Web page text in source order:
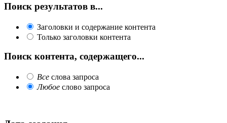
Поиск результатов в...
Заголовки и содержание контента
Только заголовки контента
Поиск контента, содержащего...
Все слова запроса
Любое слово запроса